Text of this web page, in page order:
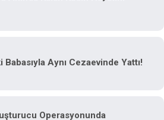
Babasıyla Aynı Cezaevinde Yattı!
Operasyonunda